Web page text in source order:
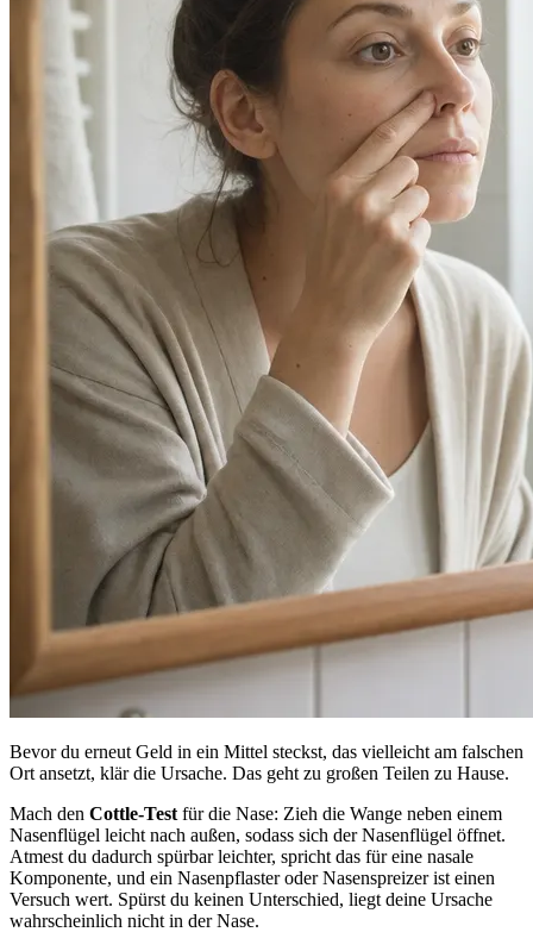
Bevor du erneut Geld in ein Mittel steckst, das vielleicht am falschen
Ort ansetzt, klär die Ursache. Das geht zu großen Teilen zu Hause.
Mach den Cottle-Test für die Nase: Zieh die Wange neben einem
Nasenflügel leicht nach außen, sodass sich der Nasenflügel öffnet.
Atmest du dadurch spürbar leichter, spricht das für eine nasale
Komponente, und ein Nasenpflaster oder Nasenspreizer ist einen
Versuch wert. Spürst du keinen Unterschied, liegt deine Ursache
wahrscheinlich nicht in der Nase.